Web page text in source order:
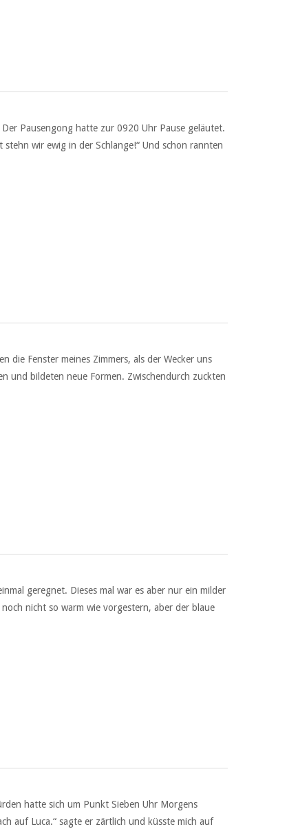
Pausengong hatte zur 0920 Uhr Pause geläutet.
wir ewig in der Schlange!“ Und schon rannten
Fenster meines Zimmers, als der Wecker uns
und bildeten neue Formen. Zwischendurch zuckten
geregnet. Dieses mal war es aber nur ein milder
nicht so warm wie vorgestern, aber der blaue
hatte sich um Punkt Sieben Uhr Morgens
auf Luca.“ sagte er zärtlich und küsste mich auf